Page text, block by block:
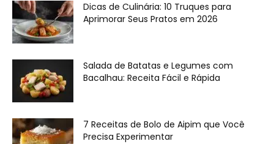
Dicas de Culinária: 10 Truques para
Aprimorar Seus Pratos em 2026
Salada de Batatas e Legumes com
Bacalhau: Receita Fácil e Rápida
7 Receitas de Bolo de Aipim que Você
Precisa Experimentar